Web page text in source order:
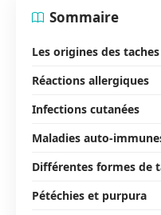
Sommaire
Les origines des
Réactions allergiques
Infections cutanées
Maladies auto-
Différentes formes de
Pétéchies et purpura